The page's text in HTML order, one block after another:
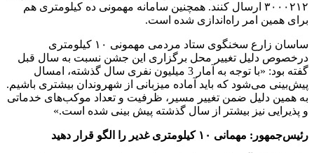
۳۰۰۰۲۱۲ ارسال کنند. همچنین سامانه مهمونی ده کیلومتری هم
برای همین امر راه‌اندازی شده است.
ساسان زارع سخنگوی ستاد مردمی مهمونی ۱۰ کیلومتری
درخصوص دلیل تغییر محل برگزاری این جشن نسبت به سال قبل
گفته بود: «با توجه به آمار 3 میلیون نفری سال گذشته، امسال
پیش‌بینی می‌شود که باید آماده میزبانی از شهروندان بیشتری باشیم.
به همین دلیل ضمن تغییر مسیر، ظرفیت و تعداد موکب‌های خدماتی
و پذیرایی نیز بیشتر از سال گذشته پیش بینی شده است.»
رئیس‌جمهور: مهمانی ۱۰ کیلومتری غدیر را الگو قرار دهید